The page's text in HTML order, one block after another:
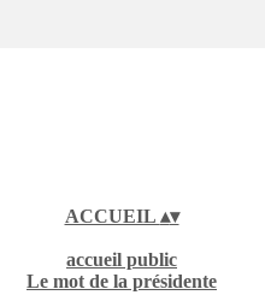
ACCUEIL ▴▾
accueil public
Le mot de la présidente